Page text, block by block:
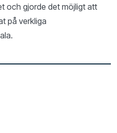
och gjorde det möjligt att
på verkliga